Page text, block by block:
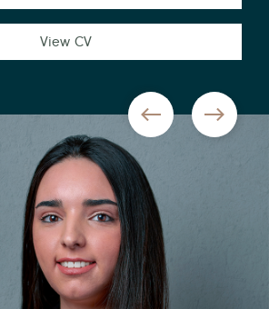
View CV